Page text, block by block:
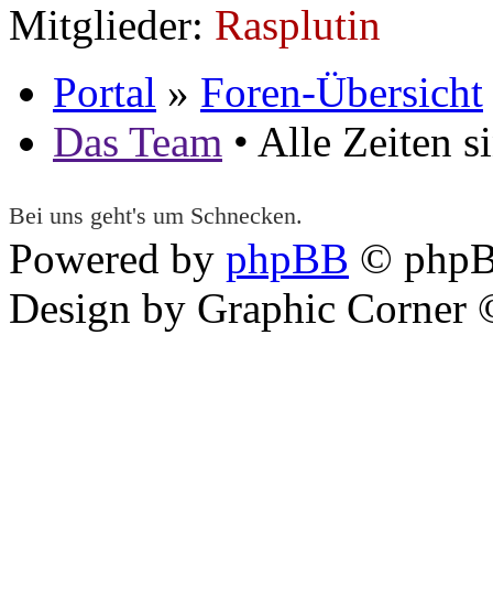
Mitglieder: Rasplutin
Portal » Foren-Übersicht
Das Team • Alle Zeiten
Bei uns geht's um Schnecken.
Powered by phpBB ©
Design by Graphic Corner